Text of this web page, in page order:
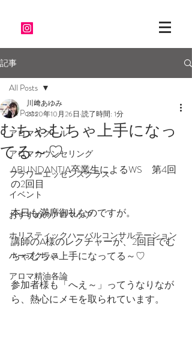
記事
All Posts
アロマスクール
アロマカウンセリング
フラワーエッセンスクラス
イベント
おすすめのアロマケア
ホリスティックハーバルコンサルテーション
ハーブクラス
アロマ精油各論
All Posts
むちゃむちゃ上手になっ
てる～♡
川﨑あゆみ
2020年10月26日 読了時間: 1分
ABUNDANTIA卒業生によるWS　第4回
の2回目
本日も満席御礼なのですが。
講師のA様のレクチャーが、2回目でむ
ちゃむちゃ上手になってる～♡
参加者様も「へえ～」ってうなりなが
ら、熱心にメモを取られています。